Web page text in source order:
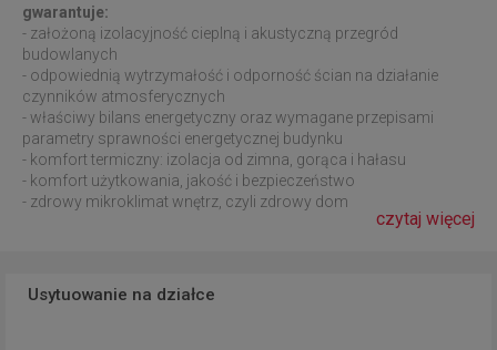
gwarantuje:
- założoną izolacyjność cieplną i akustyczną przegród
budowlanych
- odpowiednią wytrzymałość i odporność ścian na działanie
czynników atmosferycznych
- właściwy bilans energetyczny oraz wymagane przepisami
parametry sprawności energetycznej budynku
- komfort termiczny: izolacja od zimna, gorąca i hałasu
- komfort użytkowania, jakość i bezpieczeństwo
- zdrowy mikroklimat wnętrz, czyli zdrowy dom
czytaj więcej
Usytuowanie na działce